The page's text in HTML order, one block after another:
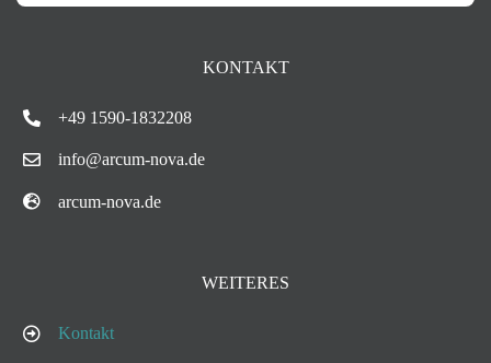
KONTAKT
+49 1590-1832208
info@arcum-nova.de
arcum-nova.de
WEITERES
Kontakt